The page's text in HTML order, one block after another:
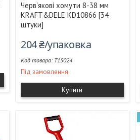
Черв'якові хомути 8-38 мм
KRAFT&DELE KD10866 [34
штуки]
204 ₴/упаковка
T15024
Під замовлення
Купити